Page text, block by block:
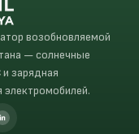
возобновляемой
— солнечные
зарядная
электромобилей.